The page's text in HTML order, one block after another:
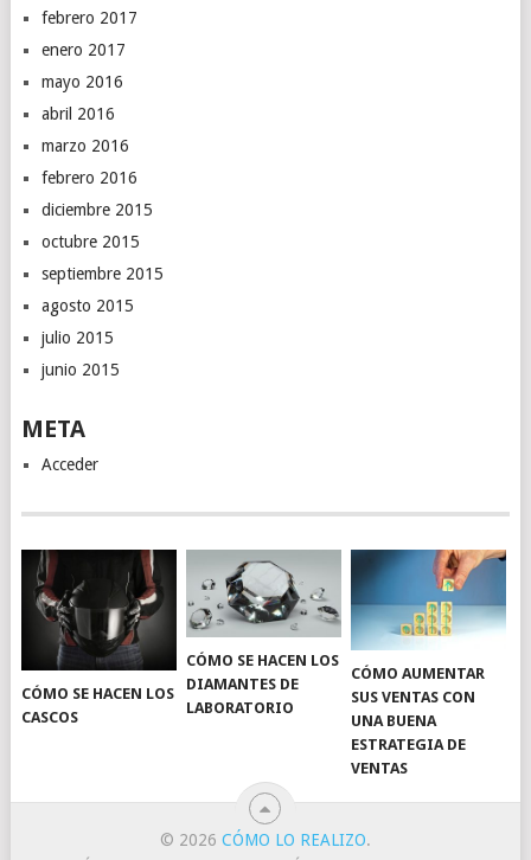
febrero 2017
enero 2017
mayo 2016
abril 2016
marzo 2016
febrero 2016
diciembre 2015
octubre 2015
septiembre 2015
agosto 2015
julio 2015
junio 2015
META
Acceder
CÓMO SE HACEN LOS
CASCOS
CÓMO SE HACEN LOS
DIAMANTES DE
LABORATORIO
CÓMO AUMENTAR
SUS VENTAS CON
UNA BUENA
ESTRATEGIA DE
VENTAS
© 2026 CÓMO LO REALIZO.